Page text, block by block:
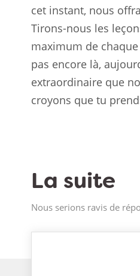
cet instant, nous
Tirons-nous les
maximum de
pas encore là,
extraordinaire que
croyons que tu
La suite
Nous serions ravis de